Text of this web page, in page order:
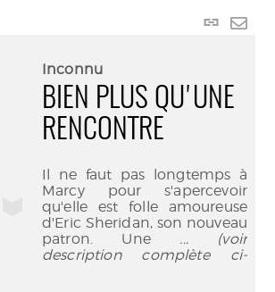
Lien
Inconnu
BIEN PLUS QU'UNE
RENCONTRE
Il ne faut pas longtemps à
Marcy pour s'apercevoir
qu'elle est folle amoureuse
d'Eric Sheridan, son nouveau
patron. Une ... (voir
description complète ci-